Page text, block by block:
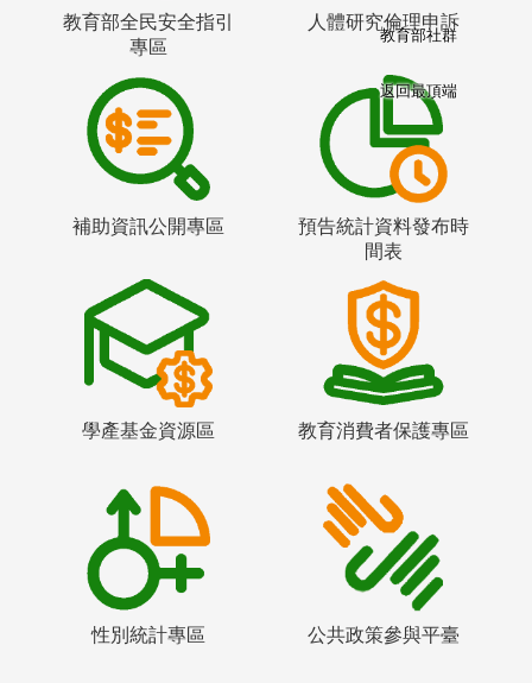
教育部全民安全指引
專區
人體研究倫理申訴
補助資訊公開專區
預告統計資料發布時
間表
學產基金資源區 教育消費者保護專區
性別統計專區 公共政策參與平臺
教育部社群
返回最頂端